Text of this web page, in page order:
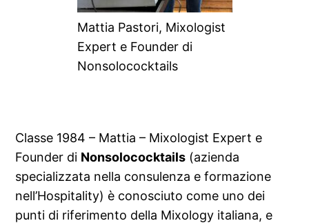
Mattia Pastori, Mixologist
Expert e Founder di
Nonsolococktails
Classe 1984 – Mattia – Mixologist Expert e
Founder di Nonsolococktails (azienda
specializzata nella consulenza e formazione
nell’Hospitality) è conosciuto come uno dei
punti di riferimento della Mixology italiana, e